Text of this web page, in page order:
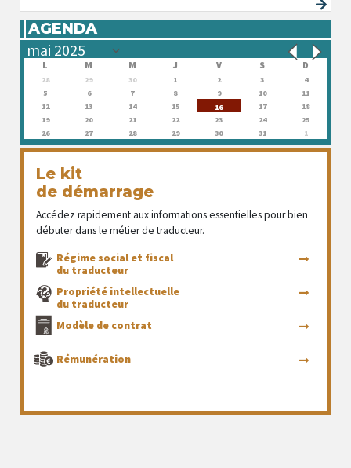
AGENDA
L M M J V S D
28 29 30 1 2 3
4
5
6 7 8 9 10
11
12
13 14 15 16 17
18
19
20 21 22 23 24
25
26
27 28 29 30 31 1
Le kit
de démarrage
Accédez rapidement aux informations essentielles pour bien
débuter dans le métier de traducteur.
Régime social et fiscal
du traducteur
Propriété intellectuelle
du traducteur
Modèle de contrat
Rémunération